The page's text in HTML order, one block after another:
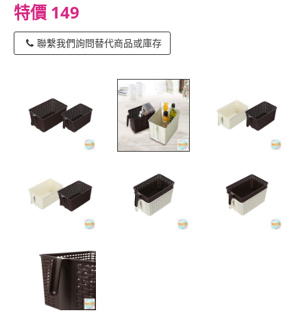
特價 149
聯繫我們詢問替代商品或庫存